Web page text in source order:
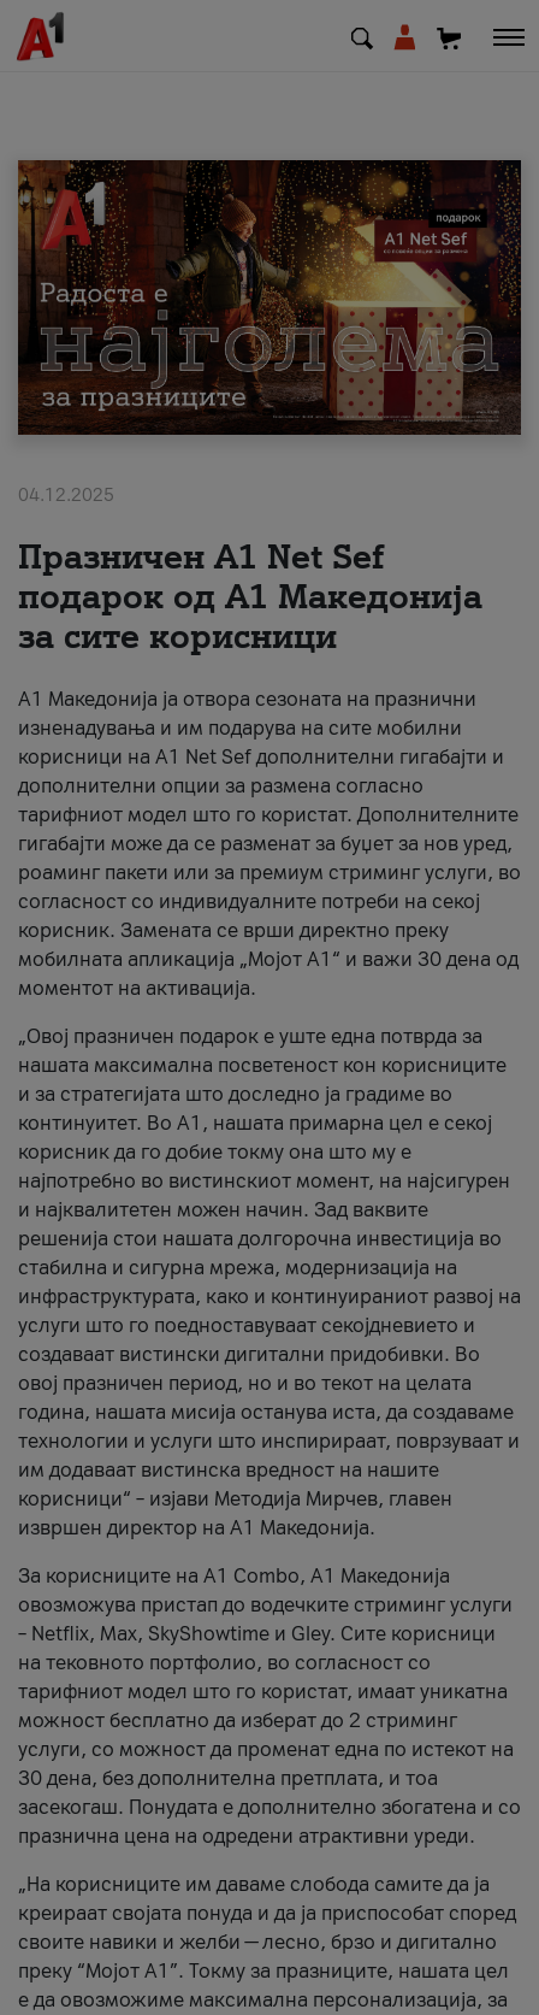
МК EN SQ
Приватни Деловни
Поддршка
Надополни кредит
За нас
#ПодобарОнлајн
04.12.2025
Празничен A1 Net Sеf
подарок од А1 Македонија
за сите корисници
А1 Македонија ја отвора сезоната на празнични
изненадувања и им подарува на сите мобилни
корисници на A1 Net Sef дополнителни гигабајти и
дополнителни опции за размена согласно
тарифниот модел што го користат. Дополнителните
гигабајти може да се разменат за буџет за нов уред,
роаминг пакети или за премиум стриминг услуги, во
согласност со индивидуалните потреби на секој
корисник. Замената се врши директно преку
мобилната апликација „Мојот А1“ и важи 30 дена од
моментот на активација.
„Овој празничен подарок е уште една потврда за
нашата максимална посветеност кон корисниците
и за стратегијата што доследно ја градиме во
континуитет. Во А1, нашата примарна цел е секој
корисник да го добие токму она што му е
најпотребно во вистинскиот момент, на најсигурен
и најквалитетен можен начин. Зад ваквите
решенија стои нашата долгорочна инвестиција во
стабилна и сигурна мрежа, модернизација на
инфраструктурата, како и континуираниот развој на
услуги што го поедноставуваат секојдневието и
создаваат вистински дигитални придобивки. Во
овој празничен период, но и во текот на целата
година, нашата мисија останува иста, да создаваме
технологии и услуги што инспирираат, поврзуваат и
им додаваат вистинска вредност на нашите
корисници“ – изјави Методија Мирчев, главен
извршен директор на А1 Македонија.
За корисниците на A1 Combo, А1 Македонија
овозможува пристап до водечките стриминг услуги
– Netflix, Max, SkyShowtime и Gley. Сите корисници
на тековното портфолио, во согласност со
тарифниот модел што го користат, имаат уникатна
можност бесплатно да изберат до 2 стриминг
услуги, со можност да променат една по истекот на
30 дена, без дополнителна претплата, и тоа
засекогаш. Понудата е дополнително збогатена и со
празнична цена на одредени атрактивни уреди.
„На корисниците им даваме слобода самите да ја
креираат својата понуда и да ја приспособат според
своите навики и желби — лесно, брзо и дигитално
преку “Мојот А1”. Токму за празниците, нашата цел
е да овозможиме максимална персонализација, за